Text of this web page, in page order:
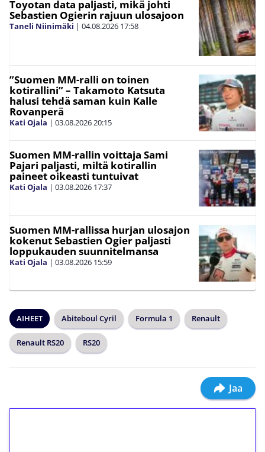
Toyotan data paljasti, mikä johti
Sebastien Ogierin rajuun ulosajoon
Taneli Niinimäki | 04.08.2026 17:58
”Suomen MM-ralli on toinen
kotirallini” – Takamoto Katsuta
halusi tehdä saman kuin Kalle
Rovanperä
Kati Ojala | 03.08.202620:15
Suomen MM-rallin voittaja Sami
Pajari paljasti, miltä kotirallin
paineet oikeasti tuntuivat
Kati Ojala | 03.08.2026 17:37
Suomen MM-rallissa hurjan ulosajon
kokenut Sebastien Ogier paljasti
loppukauden suunnitelmansa
Kati Ojala | 03.08.2026 15:59
AIHEET Abiteboul Cyril Formula 1 Renault
Renault RS20 RS20
Jaa